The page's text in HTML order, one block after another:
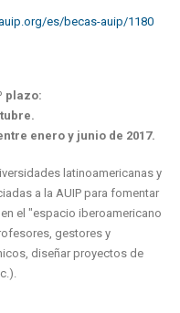
es/becas-auip/1180
plazo:
enero y junio de 2017.
latinoamericanas y
a la AUIP para fomentar
el "espacio iberoamericano
gestores y
diseñar proyectos de